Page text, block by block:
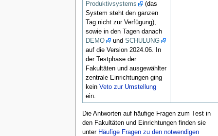
Produktivsystems
(das
System steht den ganzen
Tag nicht zur Verfügung),
sowie in den Tagen danach
DEMO
und SCHULUNG
auf die Version 2024.06. In
der Testphase der
Fakultäten und ausgewählter
zentrale Einrichtungen ging
kein Veto zur Umstellung
ein.
Die Antworten auf häufige Fragen zum Test in
den Fakultäten und Einrichtungen finden sie
unter Häufige Fragen zu den notwendigen